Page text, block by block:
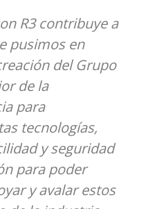
R3 contribuye a
pusimos en
del Grupo
de la
para
tecnologías,
y seguridad
para poder
y avalar estos